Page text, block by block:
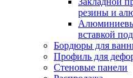
резины и
вставкой
Бордюры для
Профиль для
Стеновые панели